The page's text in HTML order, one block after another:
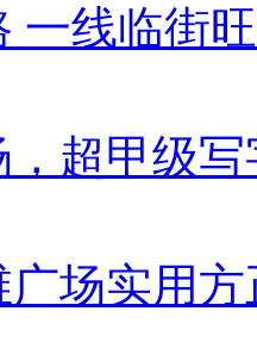
一线临街
超甲级
场实用